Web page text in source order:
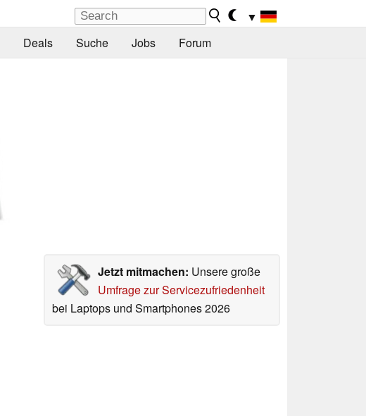
▼
Deals Suche Jobs Forum
Jetzt mitmachen: Unsere große
Umfrage zur Servicezufriedenheit
bei Laptops und Smartphones 2026